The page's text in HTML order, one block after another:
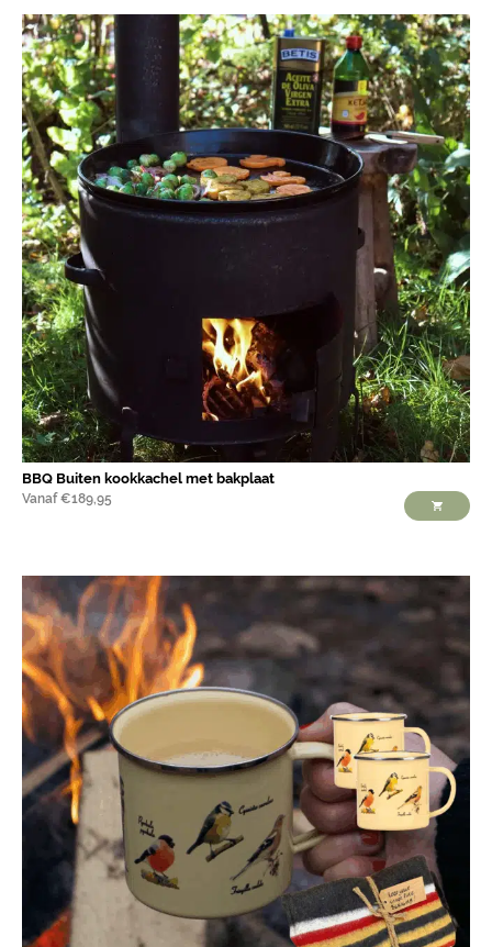
BBQ Buiten kookkachel met bakplaat
Vanaf €189,95